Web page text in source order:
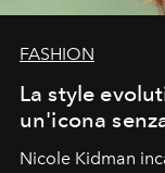
FASHION
La style
un'icona
Nicole Kidman